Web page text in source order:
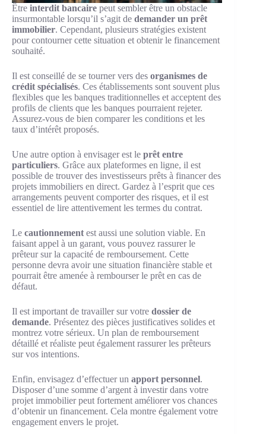
Être interdit bancaire peut sembler être un obstacle
insurmontable lorsqu’il s’agit de demander un prêt
immobilier. Cependant, plusieurs stratégies existent
pour contourner cette situation et obtenir le financement
souhaité.
Il est conseillé de se tourner vers des organismes de
crédit spécialisés. Ces établissements sont souvent plus
flexibles que les banques traditionnelles et acceptent des
profils de clients que les banques pourraient rejeter.
Assurez-vous de bien comparer les conditions et les
taux d’intérêt proposés.
Une autre option à envisager est le prêt entre
particuliers. Grâce aux plateformes en ligne, il est
possible de trouver des investisseurs prêts à financer des
projets immobiliers en direct. Gardez à l’esprit que ces
arrangements peuvent comporter des risques, et il est
essentiel de lire attentivement les termes du contrat.
Le cautionnement est aussi une solution viable. En
faisant appel à un garant, vous pouvez rassurer le
prêteur sur la capacité de remboursement. Cette
personne devra avoir une situation financière stable et
pourrait être amenée à rembourser le prêt en cas de
défaut.
Il est important de travailler sur votre dossier de
demande. Présentez des pièces justificatives solides et
montrez votre sérieux. Un plan de remboursement
détaillé et réaliste peut également rassurer les prêteurs
sur vos intentions.
Enfin, envisagez d’effectuer un apport personnel.
Disposer d’une somme d’argent à investir dans votre
projet immobilier peut fortement améliorer vos chances
d’obtenir un financement. Cela montre également votre
engagement envers le projet.